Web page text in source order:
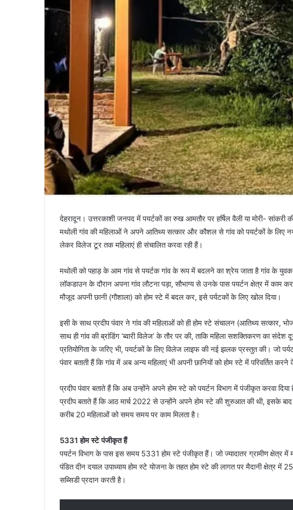
देहरादून। उत्तरकाशी जनपद में पयर्टकों का रुख आमतौर पर हर्षिल वैली या मोरी- सांकरी
मथोली गांव की महिलाओं ने अपने आतिथ्य सत्कार और कौशल से गांव को पयर्टकों के लिए
लेकर विलेज टूर तक महिलाएं ही संचालित करवा रही हैं।
मथोली को पहाड़ के आम गांव से पयर्टक गांव के रूप में बदलने का श्रेय जाता है गांव के युवक
लॉकडाउन के दौरान अपना गांव लौटना पड़ा, सौभाग्य से उनके पास पयर्टन क्षेत्र में काम
मौजूद अपनी छानी (गौशाला) को होम स्टे में बदल कर, इसे पर्यटकों के लिए खोल दिया।
इसी के साथ प्रदीप पंवार ने गांव की महिलाओं को ही होम स्टे संचालन (आतिथ्य सत्कार,
साथ ही गांव की ब्रांडिंग ‘ब्वारी विलेज’ के तौर पर की, ताकि महिला सशक्तिकरण का
प्रतियोगिता के जरिए भी, पयर्टकों के लिए विलेज लाइफ की नई झलक प्रस्तुत की। जो
पंवार बताती हैं कि गांव में अब अन्य महिलाएं भी अपनी छानियों को होम स्टे में परिवर्तित
प्रदीप पंवार बताते हैं कि अब उन्होंने अपने होम स्टे को पयर्टन विभाग में पंजीकृत करवा
प्रदीप बताते हैं कि आठ मार्च 2022 से उन्होंने अपने होम स्टे की शुरुआत की थी, इसके
करीब 20 महिलाओं को समय समय पर काम मिलता है।
5331 होम स्टे पंजीकृत हैं
पयर्टन विभाग के पास इस समय 5331 होम स्टे पंजीकृत हैं। जो ज्यादातर ग्रामीण क्षेत्र में
पंडित दीन दयाल उपाध्याय होम स्टे योजना के तहत होम स्टे की लागत पर मैदानी क्षेत्र में
सब्सिडी प्रदान करती है।